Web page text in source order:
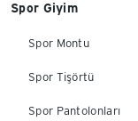
Spor Giyim
Spor Montu
Spor Tişörtü
Spor Pantolonları